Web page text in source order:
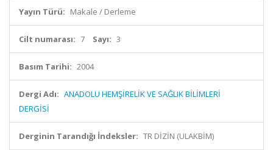
Yayın Türü: Makale / Derleme
Cilt numarası: 7 Sayı: 3
Basım Tarihi: 2004
Dergi Adı: ANADOLU HEMŞİRELİK VE SAĞLIK BİLİMLERİ
DERGİSİ
Derginin Tarandığı İndeksler: TR DİZİN (ULAKBİM)